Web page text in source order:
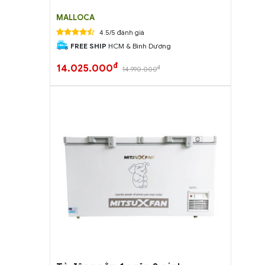
MALLOCA
4.5/5 đánh giá
FREE SHIP HCM & Bình Dương
14.025.000đ 14.990.000đ